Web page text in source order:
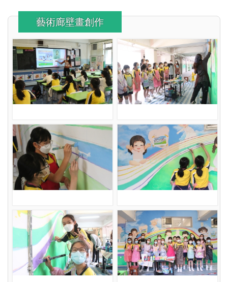
藝術廊壁畫創作